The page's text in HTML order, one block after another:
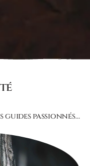
guides passionnés…